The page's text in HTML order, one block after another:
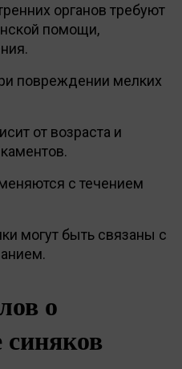
органов требуют
помощи,
повреждении мелких
от возраста и
с течением
могут быть связаны с
о